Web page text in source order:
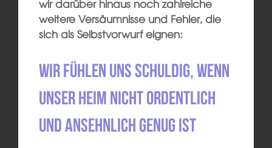
wir darüber hinaus noch zahlreiche
weitere Versäumnisse und Fehler, die
sich als Selbstvorwurf eignen:
Wir fühlen uns schuldig, wenn
unser Heim nicht ordentlich
und ansehnlich genug ist